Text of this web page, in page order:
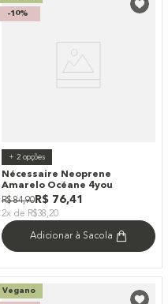
-10%
+ 2opções
Nécessaire Neoprene
Amarelo Océane 4you
R$ 84,90R$ 76,41
2x de R$38,20
Adicionar à Sacola
Vegano